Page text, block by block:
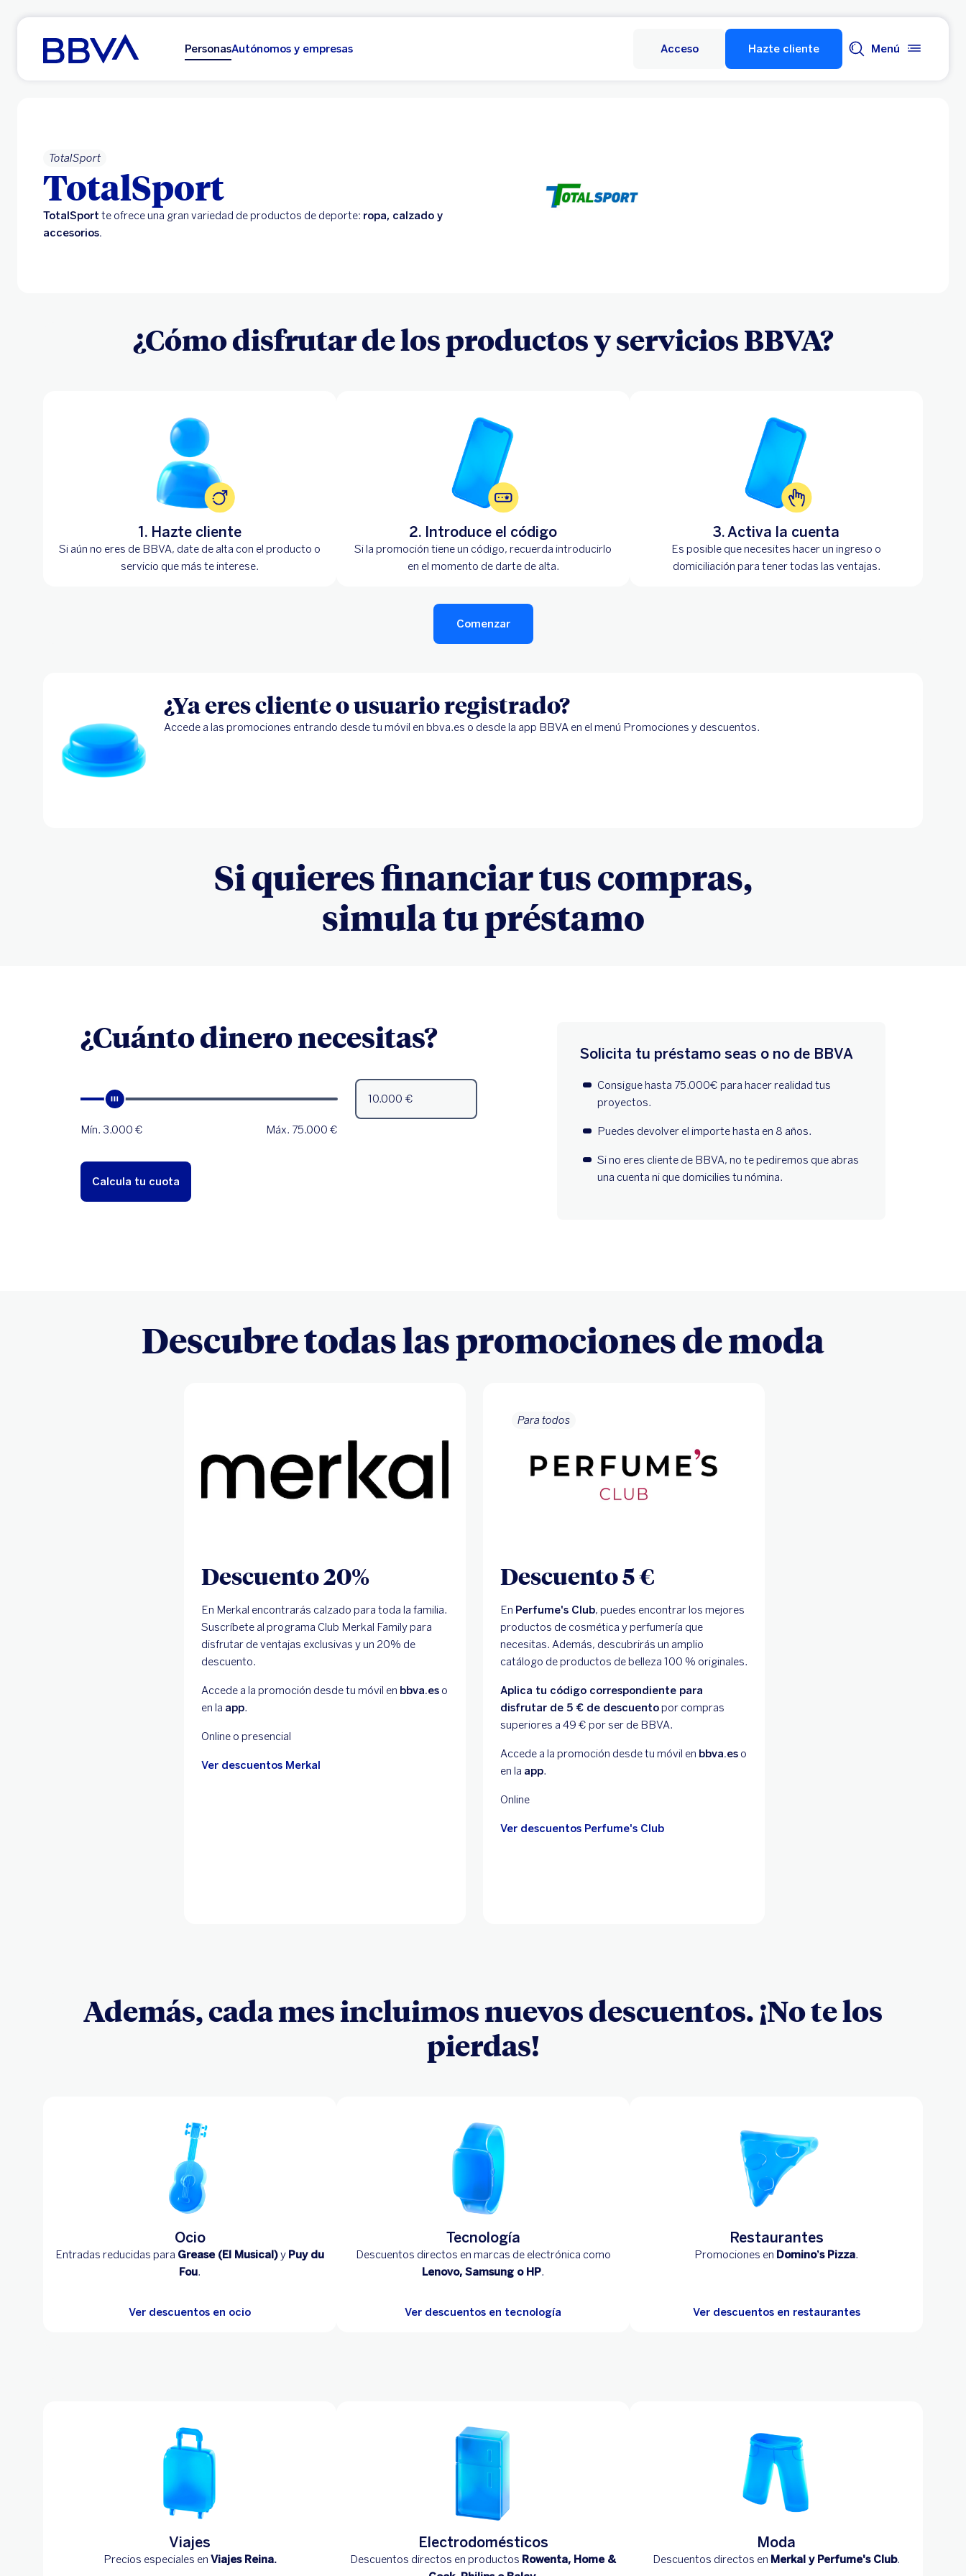
Ir al contenido principal
PersonasAutónomos y empresas Acceso Hazte cliente Menú
TotalSport
TotalSport
TotalSport te ofrece una gran variedad de productos de deporte: ropa, calzado y
accesorios.
¿Cómo disfrutar de los productos y servicios BBVA?
1. Hazte cliente
Si aún no eres de BBVA, date de alta con el producto o
servicio que más te interese.
2. Introduce el código
Si la promoción tiene un código, recuerda introducirlo
en el momento de darte de alta.
3. Activa la cuenta
Es posible que necesites hacer un ingreso o
domiciliación para tener todas las ventajas.
Comenzar
¿Ya eres cliente o usuario registrado?
Accede a las promociones entrando desde tu móvil en bbva.es o desde la app BBVA en el menú Promociones y descuentos.
Si quieres financiar tus compras,
simula tu préstamo
Descubre todas las promociones de moda
Descuento 20%
En Merkal encontrarás calzado para toda la familia.
Suscríbete al programa Club Merkal Family para
disfrutar de ventajas exclusivas y un 20% de
descuento.
Accede a la promoción desde tu móvil en bbva.es o
en la app.
Online o presencial
Ver descuentos Merkal
Para todos
Descuento 5 €
En Perfume's Club, puedes encontrar los mejores
productos de cosmética y perfumería que
necesitas. Además, descubrirás un amplio
catálogo de productos de belleza 100 % originales.
Aplica tu código correspondiente para
disfrutar de 5 € de descuentopor compras
superiores a 49 € por ser de BBVA.
Accede a la promoción desde tu móvil en bbva.es o
en la app.
Online
Ver descuentos Perfume's Club
Además, cada mes incluimos nuevos descuentos. ¡No te los
pierdas!
Ocio
Entradas reducidas para Grease (El Musical)y Puy du
Fou.
Ver descuentos en ocio
Tecnología
Descuentos directos en marcas de electrónica como
Lenovo, Samsung o HP.
Ver descuentos en tecnología
Restaurantes
Promociones en Domino’s Pizza.
Ver descuentos en restaurantes
Viajes
Precios especiales en Viajes Reina.
Electrodomésticos
Descuentos directos en productos Rowenta, Home &
Moda
Descuentos directos en Merkal y Perfume's Club.